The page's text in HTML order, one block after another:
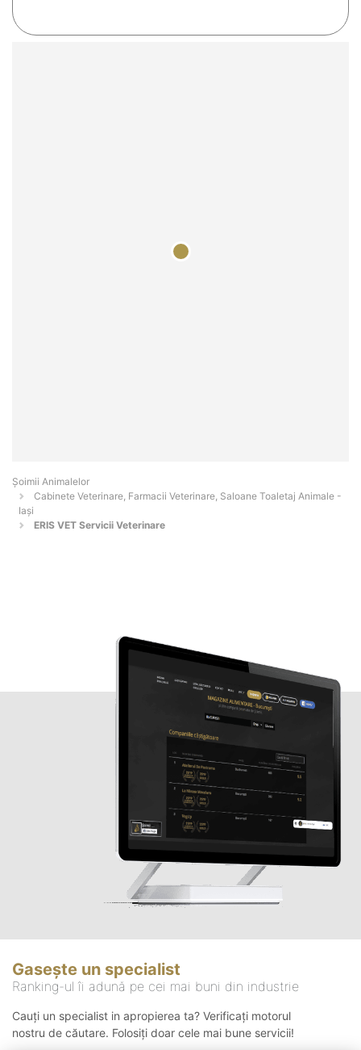
Şoimii Animalelor
Cabinete Veterinare, Farmacii Veterinare, Saloane Toaletaj Animale -
Iaşi
ERIS VET Servicii Veterinare
Gasește un specialist
Ranking-ul îi adună pe cei mai buni din industrie
Cauți un specialist in apropierea ta? Verificați motorul
nostru de căutare. Folosiți doar cele mai bune servicii!